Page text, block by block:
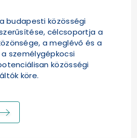
budapesti közösségi
célcsoportja a
a meglévő és a
személygépkocsi
közösségi
köre.